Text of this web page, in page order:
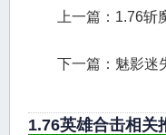
上一篇： 1.76斩
下一篇： 魅影迷
1.76英雄合击相关